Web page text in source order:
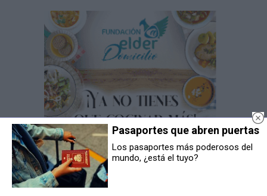
Pasaportes que abren puertas
Los pasaportes más poderosos del
mundo, ¿está el tuyo?